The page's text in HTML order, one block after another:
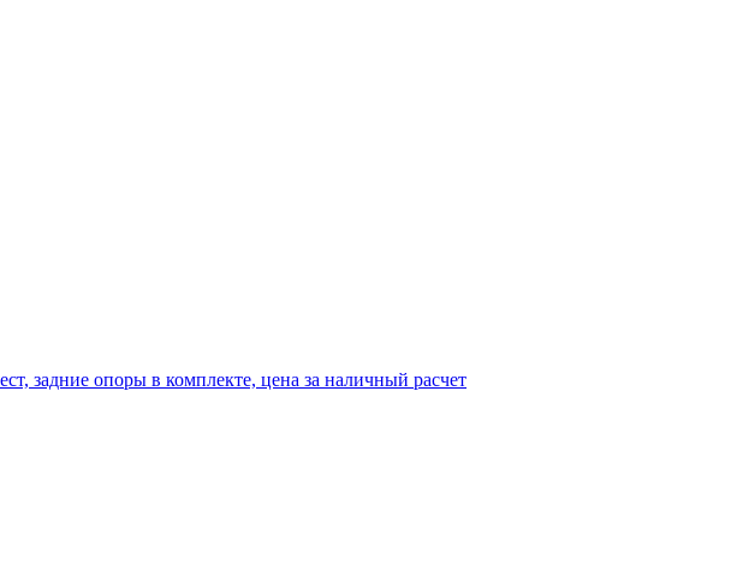
задние опоры в комплекте, цена за наличный расчет